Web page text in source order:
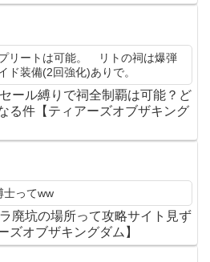
リートは可能。 リトの祠は爆弾
ド装備(2回強化)ありで。
ール縛りで祠全制覇は可能？ど
る件【ティアーズオブザキング
士ってww
廃坑の場所って攻略サイト見ず
ズオブザキングダム】